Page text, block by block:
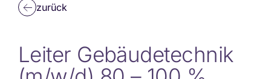
zurück
Leiter Gebäudetechnik